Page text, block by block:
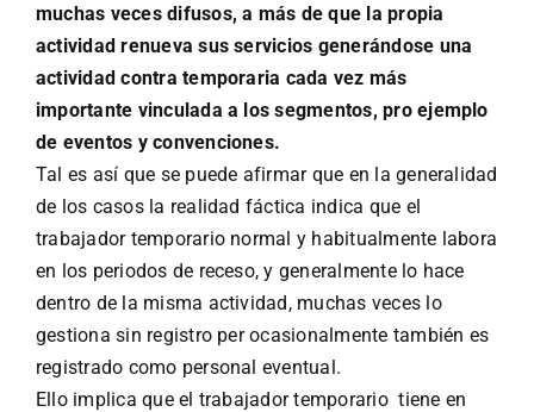
muchas veces difusos, a más de que la propia
actividad renueva sus servicios generándose una
actividad contra temporaria cada vez más
importante vinculada a los segmentos, pro ejemplo
de eventos y convenciones.
Tal es así que se puede afirmar que en la generalidad
de los casos la realidad fáctica indica que el
trabajador temporario normal y habitualmente labora
en los periodos de receso, y generalmente lo hace
dentro de la misma actividad, muchas veces lo
gestiona sin registro per ocasionalmente también es
registrado como personal eventual.
Ello implica que el trabajador temporario tiene en